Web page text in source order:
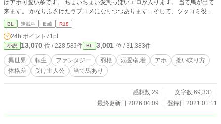
はアホ可愛い系です。 ちょいちょい変態っぽいエロが入ります。 当て馬が出て
来ます。 かなりふざけたラブコメになりつつあります…そして、ツッコミ役は
貴方ですｗｗｗ
BL 連載中 長編 R18
24h.ポイント 71pt
小説 13,070 位 / 228,589件 BL 3,001 位 / 31,383件
異世界 転生 ファンタジー 羽根 溺愛/執着 アホ
拙い喋り方
体格差
受け主人公 当て馬あり
感想数 29
文字数 69,331
最終更新日 2026.04.09
登録日 2021.01.11